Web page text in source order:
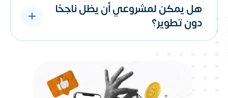
هل يمكن لمشروعي أن يظل ناجحًا
دون تطوير؟